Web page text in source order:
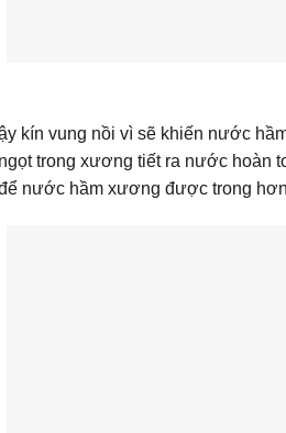
kín vung nồi vì sẽ khiến nước
trong xương tiết ra nước hoàn
nước hầm xương được trong